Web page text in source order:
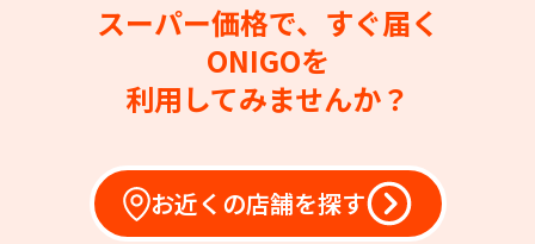
スーパー価格で、すぐ届く
ONIGOを
利用してみませんか？
お近くの店舗を探す